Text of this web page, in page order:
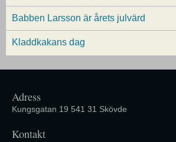
Babben Larsson är årets julvärd
Kladdkakans dag
Adress
Kungsgatan 19 541 31 Skövde
Kontakt